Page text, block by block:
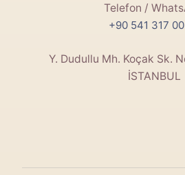
Telefon /
+90 541 317
Y. Dudullu Mh. Koçak Sk.
İSTANBUL